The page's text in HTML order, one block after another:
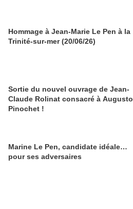
Hommage à Jean-Marie Le Pen à la
Trinité-sur-mer (20/06/26)
Sortie du nouvel ouvrage de Jean-
Claude Rolinat consacré à Augusto
Pinochet !
Marine Le Pen, candidate idéale…
pour ses adversaires